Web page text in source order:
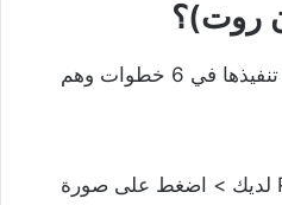
الطريقة سهلة جدًا وبإمكانك تنفيذها في 6 خطوات وهم
افتح تطبيق Play Store لديك > اضغط على صورة